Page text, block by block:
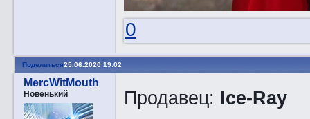
0
Поделиться25.06.2020 19:02
MercWitMouth
Новенький Продавец: Ice-Ray